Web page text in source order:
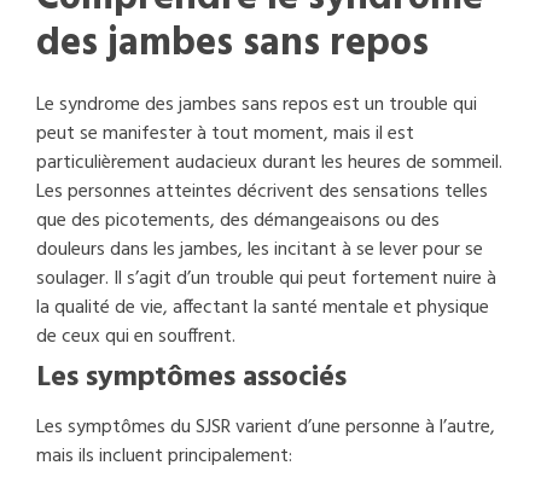
des jambes sans repos
Le syndrome des jambes sans repos est un trouble qui
peut se manifester à tout moment, mais il est
particulièrement audacieux durant les heures de sommeil.
Les personnes atteintes décrivent des sensations telles
que des picotements, des démangeaisons ou des
douleurs dans les jambes, les incitant à se lever pour se
soulager. Il s’agit d’un trouble qui peut fortement nuire à
la qualité de vie, affectant la santé mentale et physique
de ceux qui en souffrent.
Les symptômes associés
Les symptômes du SJSR varient d’une personne à l’autre,
mais ils incluent principalement: